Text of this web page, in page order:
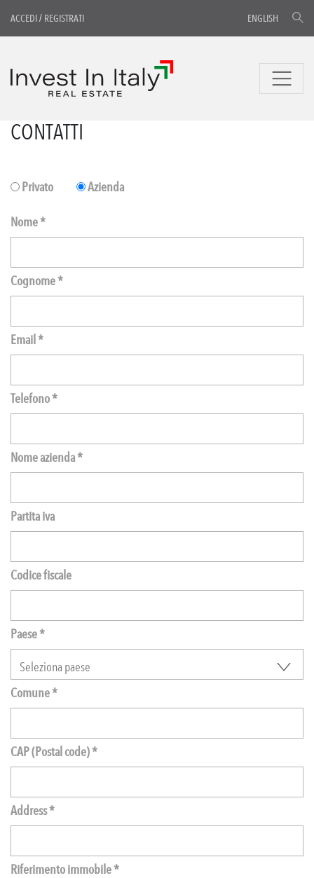
ACCEDI/ REGISTRATI ENGLISH
CONTATTI
Privato Azienda
Nome *
Cognome *
Email *
Telefono *
Nome azienda *
Partita iva
Codice fiscale
Paese *
Comune *
CAP (Postal code) *
Address *
Riferimento immobile *